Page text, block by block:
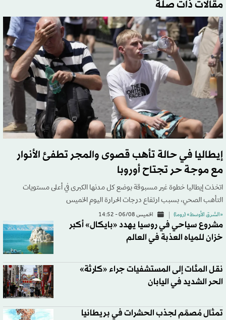
مقالات ذات صلة
إيطاليا في حالة تأهب قصوى والمجر تطفئ الأنوار
مع موجة حر تجتاح أوروبا
اتخذت ‌إيطاليا خطوة غير مسبوقة بوضع كل مدنها الكبرى في أعلى مستويات
التأهب الصحي، بسبب ارتفاع ​درجات الحرارة اليوم الخميس
«الشرق الأوسط» (روما) الخميس 06/08 - 14:52
مشروع سياحي في روسيا يهدد «بايكال» أكبر
خزان للمياه العذبة في العالم
نقل المئات إلى المستشفيات جراء «كارثة»
الحر الشديد في اليابان
تمثال مُصمَّم لجذب الحشرات في بريطانيا